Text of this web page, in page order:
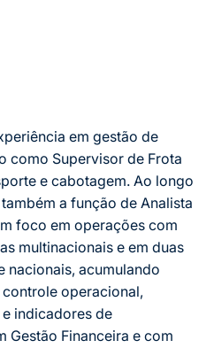
em gestão de
como Supervisor de Frota
e cabotagem. Ao longo
a função de Analista
foco em operações com
multinacionais e em duas
nacionais, acumulando
operacional,
indicadores de
Gestão Financeira e com